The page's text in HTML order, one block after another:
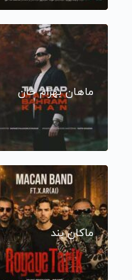
ماهان بهرام خان
ماکان بند